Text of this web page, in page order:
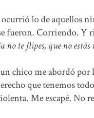
lo de aquellos
fueron. Corriendo. Y
no te flipes, que no estás
chico me abordó
que tenemos
Me escapé.